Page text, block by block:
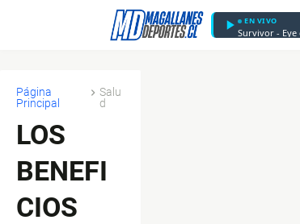
EN VIVO
Página
Principal
Salu
d
LOS
BENEFI
CIOS